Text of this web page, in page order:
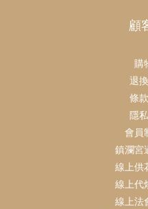
顧
購
退
條
隱
會員
鎮瀾宮
線上供
線上代
線上法